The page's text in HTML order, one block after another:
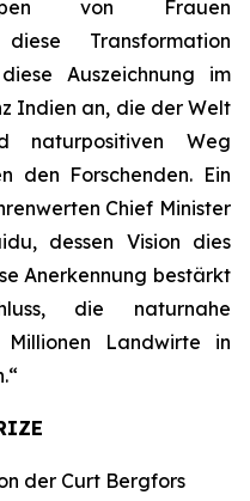
von Frauen
Transformation
Auszeichnung im
Indien an, die der Welt
naturpositiven Weg
den Forschenden. Ein
Chief Minister
dessen Vision dies
Anerkennung bestärkt
die naturnahe
Landwirte in
der Curt Bergfors